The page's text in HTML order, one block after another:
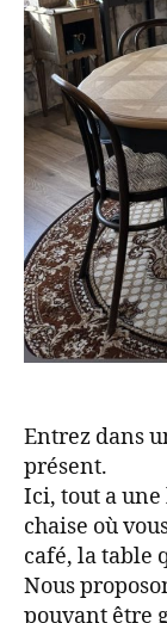
Entrez dans
présent.
Ici, tout a une
chaise où
café, la table
Nous
pouvant être